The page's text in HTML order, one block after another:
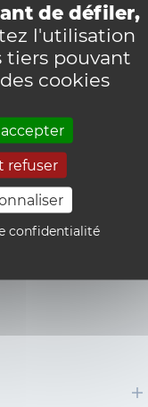
de défiler,
l'utilisation
tiers pouvant
cookies
refuser
confidentialité
désactivé. Autoriser